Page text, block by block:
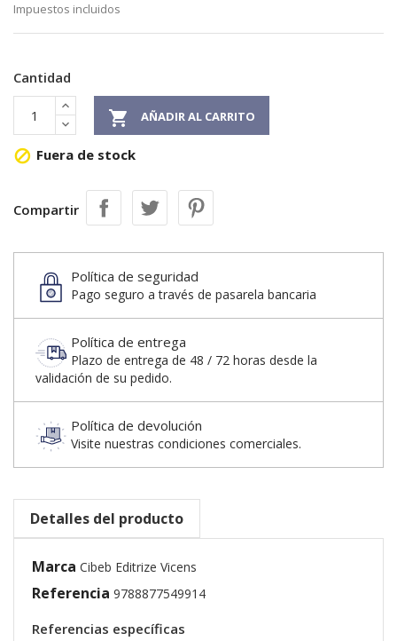
Impuestos incluidos
Cantidad
 AÑADIR AL CARRITO
 Fuera de stock
Compartir
Política de seguridad
Pago seguro a través de pasarela bancaria
Política de entrega
Plazo de entrega de 48 / 72 horas desde la
validación de su pedido.
Política de devolución
Visite nuestras condiciones comerciales.
Detalles del producto
Marca Cibeb Editrize Vicens
Referencia 9788877549914
Referencias específicas